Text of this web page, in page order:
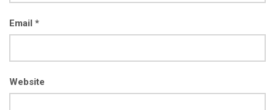
Email *
Website